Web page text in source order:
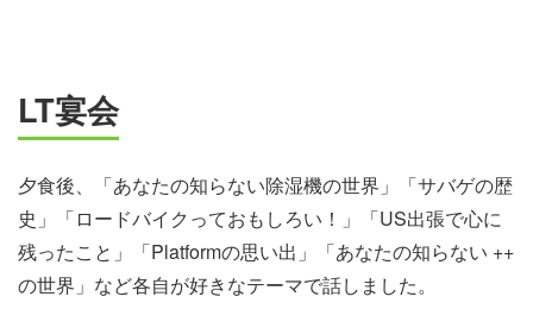
LT宴会
夕食後、「あなたの知らない除湿機の世界」「サバゲの歴
史」「ロードバイクっておもしろい！」「US出張で心に
残ったこと」「Platformの思い出」「あなたの知らない ++
の世界」など各自が好きなテーマで話しました。